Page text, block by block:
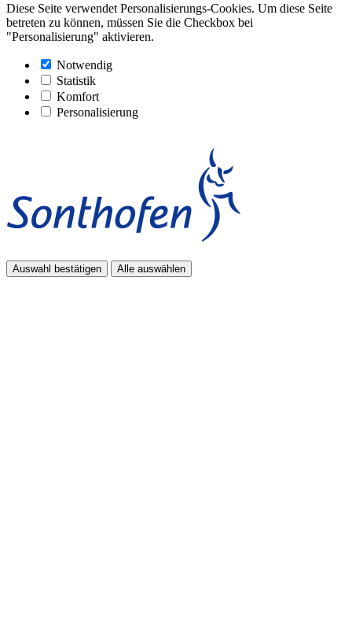
Diese Seite verwendet Personalisierungs-Cookies. Um diese Seite
betreten zu können, müssen Sie die Checkbox bei
"Personalisierung" aktivieren.
Notwendig
Statistik
Komfort
Personalisierung
Auswahl bestätigen Alle auswählen